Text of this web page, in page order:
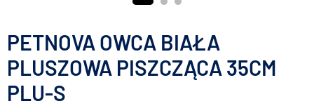
PETNOVA OWCA BIAŁA
PLUSZOWA PISZCZĄCA 35CM
PLU-S